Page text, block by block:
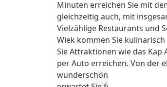
Minuten erreichen Sie mit
gleichzeitig auch, mit
Vielzählige Restaurants und
Wiek kommen Sie
Sie Attraktionen wie das Kap
per Auto erreichen. Von der
wunderschönen Blick über